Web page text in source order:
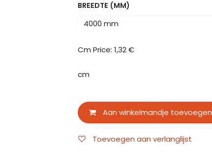
BREEDTE (MM)
Cm Price: 1,32€
cm
Aan winkelmandje toevoegen
Toevoegen aan verlanglijst